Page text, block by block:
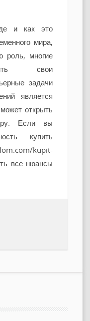
и как это
мира,
роль, многие
свои
задачи
является
открыть
Если вы
купить
kupit-
все нюансы